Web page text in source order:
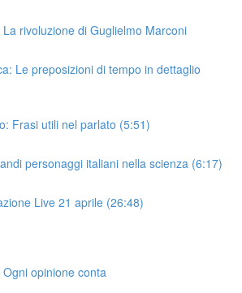
rivoluzione di Guglielmo Marconi
Le preposizioni di tempo in dettaglio
Frasi utili nel parlato (5:51)
personaggi italiani nella scienza (6:17)
Live 21 aprile (26:48)
opinione conta